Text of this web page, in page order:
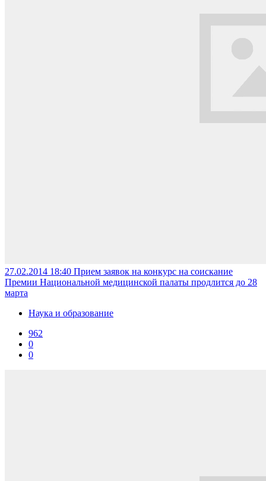
27.02.2014 18:40 Прием заявок на конкурс на соискание
Премии Национальной медицинской палаты продлится до 28
марта
Наука и образование
962
0
0